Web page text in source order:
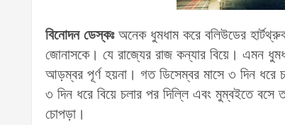
বিনোদন ডেস্কঃঅনেক ধুমধাম করে বলিউডের হার্টথ্রুব
জোনাসকে। যে রাজ্যের রাজ কন্যার বিয়ে। এমন
আড়ম্বর পূর্ণ হয়না। গত ডিসেম্বর মাসে ৩ দিন ধরে
৩ দিন ধরে বিয়ে চলার পর দিল্লি এবং মুম্বইতে বসে
চোপড়া।